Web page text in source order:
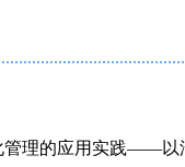
管理的应用实践——以